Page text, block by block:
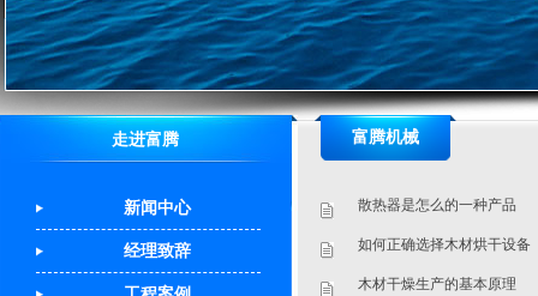
走进富腾
新闻中心
经理致辞
富腾机械
散热器是怎么的一种产品
如何正确选择木材烘干设备
木材干燥生产的基本原理